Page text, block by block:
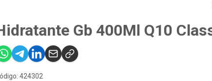
Gb 400Ml Q10
424302